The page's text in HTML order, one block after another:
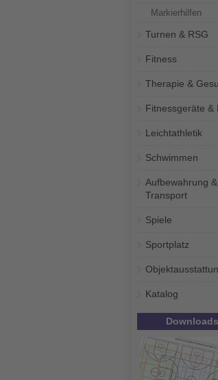
Markierhilfen
Turnen & RSG
Fitness
Therapie &
Fitnessgeräte &
Leichtathletik
Schwimmen
Aufbewahrung &
Transport
Spiele
Sportplatz
Katalog
Downloads